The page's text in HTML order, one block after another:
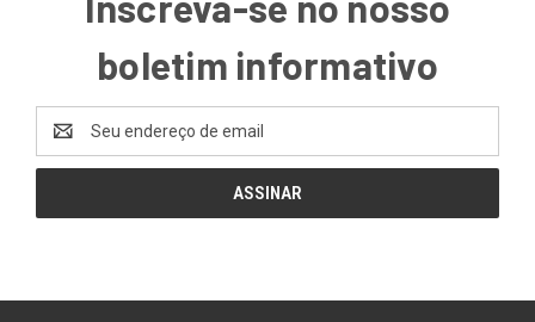
boletim informativo
de
email